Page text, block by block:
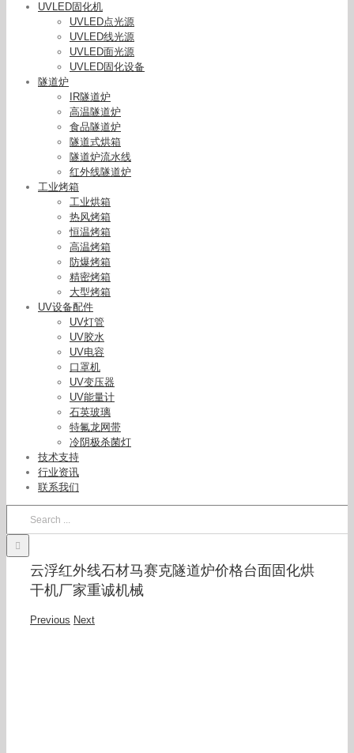
UVLED固化机
UVLED点光源
UVLED线光源
UVLED面光源
UVLED固化设备
隧道炉
IR隧道炉
高温隧道炉
食品隧道炉
隧道式烘箱
隧道炉流水线
红外线隧道炉
工业烤箱
工业烘箱
热风烤箱
恒温烤箱
高温烤箱
防爆烤箱
精密烤箱
大型烤箱
UV设备配件
UV灯管
UV胶水
UV电容
口罩机
UV变压器
UV能量计
石英玻璃
特氟龙网带
冷阴极杀菌灯
技术支持
行业资讯
联系我们
云浮红外线石材马赛克隧道炉价格台面固化烘
干机厂家重诚机械
Previous Next